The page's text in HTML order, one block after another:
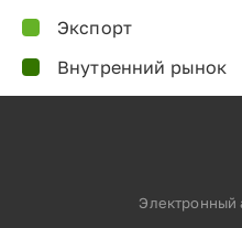
Экспорт
Внутренний рынок
Электронный